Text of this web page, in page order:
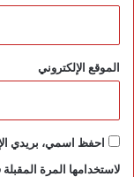
الموقع الإلكتروني
احفظ اسمي، بريدي
لاستخدامها المرة